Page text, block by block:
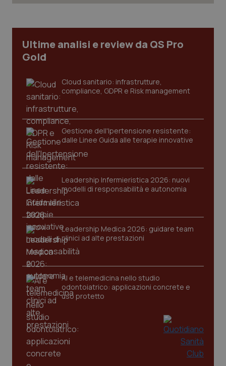
Ultime analisi e review da QS Pro
Gold
Cloud sanitario: infrastrutture,
compliance, GDPR e Risk management
Gestione dell'Ipertensione resistente:
dalle Linee Guida alle terapie innovative
Leadership Infermieristica 2026: nuovi
modelli di responsabilità e autonomia
Leadership Medica 2026: guidare team
clinici ad alte prestazioni
AI e telemedicina nello studio
odontoiatrico: applicazioni concrete e
uso protetto
Necessari Statistici Marketing
navigazione sulle pagine e l'accesso alle aree
protette del sito. Il sito web non è in grado di
funzionare correttamente senza questi cookie.
VISITOR_PRIVACY_METADATA
YouTube
.youtube.com
CookieScriptConsent